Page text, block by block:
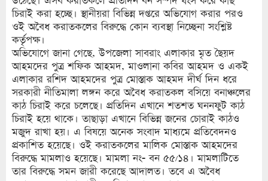
চিরাই করা হচ্ছে। স্থানীয়রা বিভিন্ন দপ্তরে অভিযোগ করার পরও
ওই অবৈধ করাতকলের বিরুদ্ধে কোন ব্যবস্থা নিচ্ছেনা সংশ্লিষ্ট
কর্তৃপক্ষ।
অভিযোগে জানা গেছে, উপজেলা সাবরাং এলাকার মৃত ছৈয়দ
আহমদের পুত্র শফিক আহমদ, মাওলানা কবির আহমদ ও একই
এলাকার রশিদ আহমদের পুত্র মোস্তাক আহমদ দীর্ঘ দিন ধরে
সরকারী নীতিমালা লঙ্গন করে অবৈধ করাতকল বসিয়ে বনাঞ্চলের
কাঠ চিরাই করে চলেছে। প্রতিদিন এখানে শতশত ঘননফুট কাঠ
চিরাই হয়ে থাকে। তাছাড়া এখানে বিভিন্ন জনের চোরাই কাঠও
মজুদ রাখা হয়। এ বিষয়ে অনেক সংবাদ মাধ্যমে প্রতিবেদনও
প্রকাশিত হয়েছে। ওই করাতকলের মালিক মোস্তাক আহমদের
বিরুদ্ধে মামলাও হয়েছে। মামলা নং- বন ৫৫/১৪। মামলাটিতে
তার বিরুদ্ধে সমন জারী করেছে আদালত। তবে এ অবৈধ